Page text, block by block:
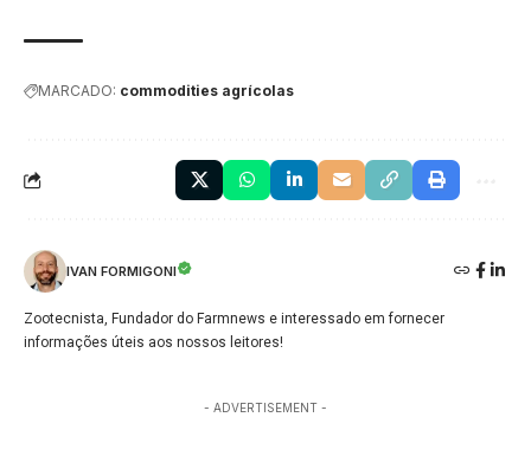
MARCADO: commodities agrícolas
IVAN FORMIGONI
Zootecnista, Fundador do Farmnews e interessado em fornecer
informações úteis aos nossos leitores!
- ADVERTISEMENT -